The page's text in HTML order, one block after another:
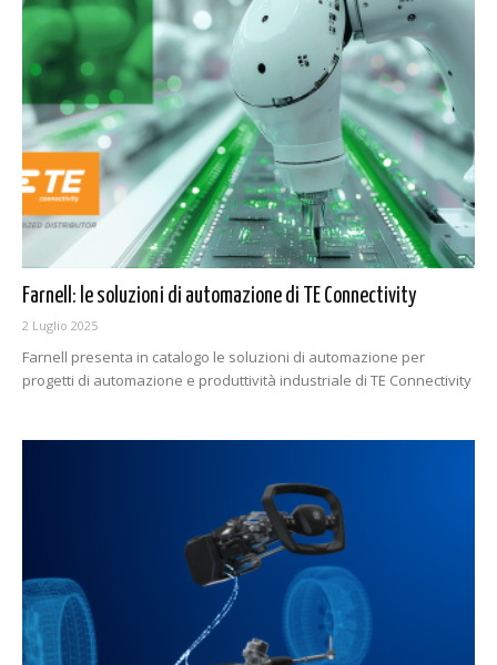
Farnell: le soluzioni di automazione di TE Connectivity
2 Luglio 2025
Farnell presenta in catalogo le soluzioni di automazione per
progetti di automazione e produttività industriale di TE Connectivity